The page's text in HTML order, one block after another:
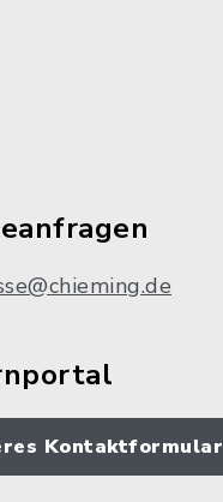
Kontaktformular